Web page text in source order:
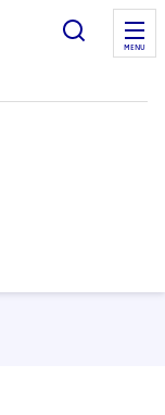
MENU